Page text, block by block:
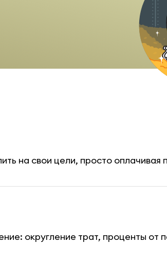
на свои цели, просто оплачивая
округление трат, проценты от